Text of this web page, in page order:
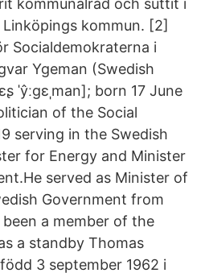
kommunalråd och suttit i
kommun. [2]
Socialdemokraterna i
Ygeman (Swedish
ˈŷːɡɛˌman]; born 17 June
of the Social
serving in the Swedish
for Energy and Minister
served as Minister of
Government from
been a member of the
a standby Thomas
3 september 1962 i